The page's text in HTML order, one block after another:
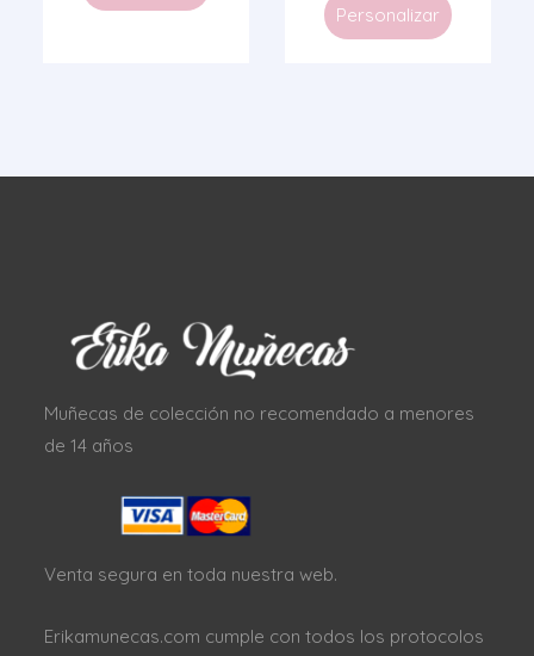
Personalizar
Muñecas de colección no recomendado a menores
de 14 años
Venta segura en toda nuestra web.
Erikamunecas.com cumple con todos los protocolos